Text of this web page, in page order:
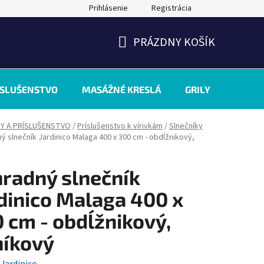
Prihlásenie Registrácia
KOŠÍK
PRÁZDNY KOŠÍK
MASÁŽNÉ KRESLÁ GRILY
A PRÍSLUŠENSTVO /Príslušenstvo k vírivkám /Slnečníky
slnečník Jardinico Malaga 400 x 300 cm - obdĺžnikový,
slnečník
Malaga 400 x
cm - obdĺžnikový,